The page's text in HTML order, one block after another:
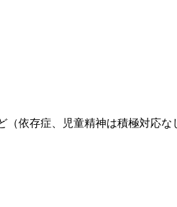
依存症、児童精神は積極対応な